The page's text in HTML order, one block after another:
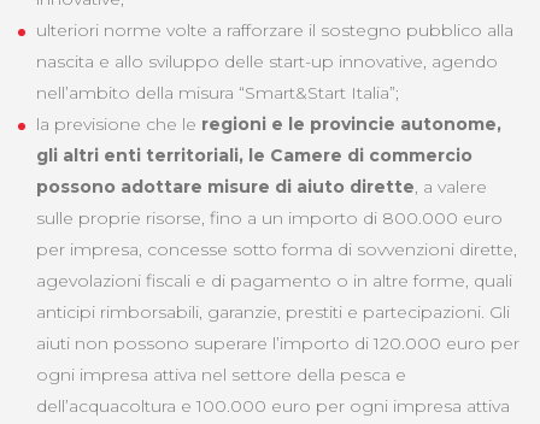
ulteriori norme volte a rafforzare il sostegno pubblico alla
nascita e allo sviluppo delle start-up innovative, agendo
nell’ambito della misura “Smart&Start Italia”;
la previsione che le regioni e le provincie autonome,
gli altri enti territoriali, le Camere di commercio
possono adottare misure di aiuto dirette, a valere
sulle proprie risorse, fino a un importo di 800.000 euro
per impresa, concesse sotto forma di sovvenzioni dirette,
agevolazioni fiscali e di pagamento o in altre forme, quali
anticipi rimborsabili, garanzie, prestiti e partecipazioni. Gli
aiuti non possono superare l’importo di 120.000 euro per
ogni impresa attiva nel settore della pesca e
dell’acquacoltura e 100.000 euro per ogni impresa attiva